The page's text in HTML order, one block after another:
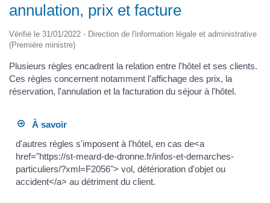
annulation, prix et facture
Vérifié le 31/01/2022 - Direction de l'information légale et administrative
(Première ministre)
Plusieurs règles encadrent la relation entre l'hôtel et ses clients.
Ces règles concernent notamment l'affichage des prix, la
réservation, l'annulation et la facturation du séjour à l'hôtel.
À savoir
d'autres règles s'imposent à l'hôtel, en cas de<a
href="https://st-meard-de-dronne.fr/infos-et-demarches-
particuliers/?xml=F2056"> vol, détérioration d'objet ou
accident</a> au détriment du client.